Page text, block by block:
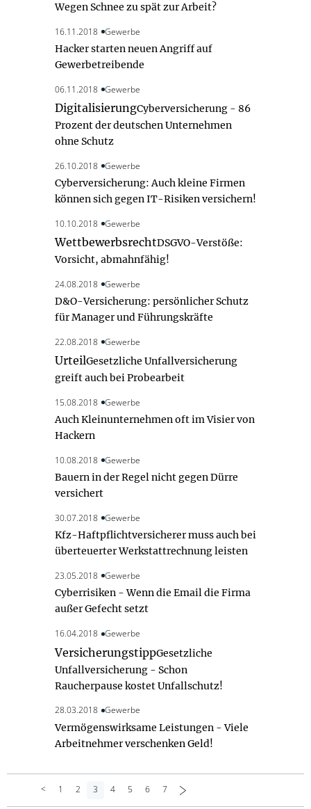
Wegen Schnee zu spät zur Arbeit?
16.11.2018 Gewerbe
Hacker starten neuen Angriff auf
Gewerbetreibende
06.11.2018 Gewerbe
DigitalisierungCyberversicherung - 86
Prozent der deutschen Unternehmen
ohne Schutz
26.10.2018 Gewerbe
Cyberversicherung: Auch kleine Firmen
können sich gegen IT-Risiken versichern!
10.10.2018 Gewerbe
WettbewerbsrechtDSGVO-Verstöße:
Vorsicht, abmahnfähig!
24.08.2018 Gewerbe
D&O-Versicherung: persönlicher Schutz
für Manager und Führungskräfte
22.08.2018 Gewerbe
UrteilGesetzliche Unfallversicherung
greift auch bei Probearbeit
15.08.2018 Gewerbe
Auch Kleinunternehmen oft im Visier von
Hackern
10.08.2018 Gewerbe
Bauern in der Regel nicht gegen Dürre
versichert
30.07.2018 Gewerbe
Kfz-Haftpflichtversicherer muss auch bei
überteuerter Werkstattrechnung leisten
23.05.2018 Gewerbe
Cyberrisiken - Wenn die Email die Firma
außer Gefecht setzt
16.04.2018 Gewerbe
VersicherungstippGesetzliche
Unfallversicherung - Schon
Raucherpause kostet Unfallschutz!
28.03.2018 Gewerbe
Vermögenswirksame Leistungen - Viele
Arbeitnehmer verschenken Geld!
< 1 2 3 4 5 6 7 >